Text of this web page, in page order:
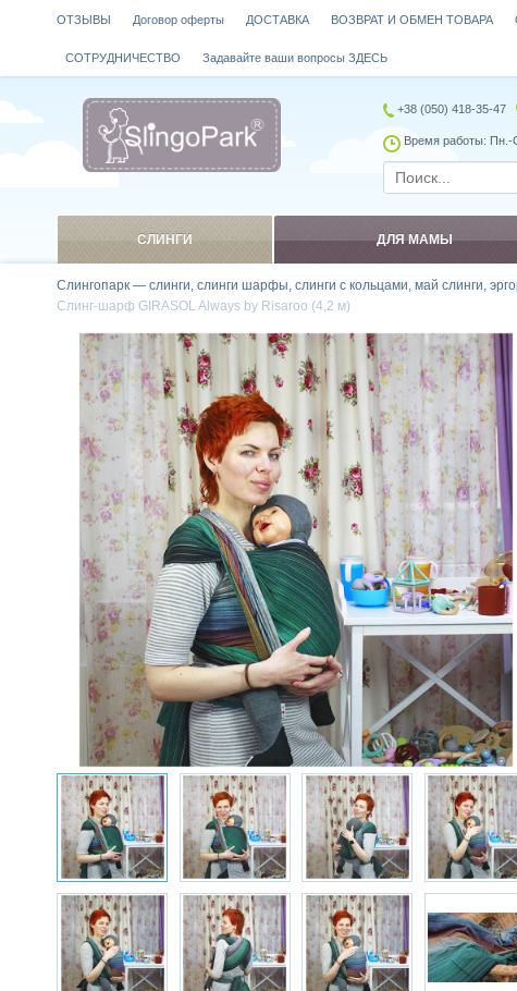
Слингопарк — слинги, слинги шарфы, слинги с кольцами, май слинги,
Слинг-шарф GIRASOL Always by Risaroo (4,2 м)
ОТЗЫВЫ Договор оферты ДОСТАВКА ВОЗВРАТ И ОБМЕН ТОВАРА
СОТРУДНИЧЕСТВО Задавайте ваши вопросы ЗДЕСЬ
+38 (050) 418-35-47
Время работы: Пн.-
СЛИНГИ ДЛЯ МАМЫ